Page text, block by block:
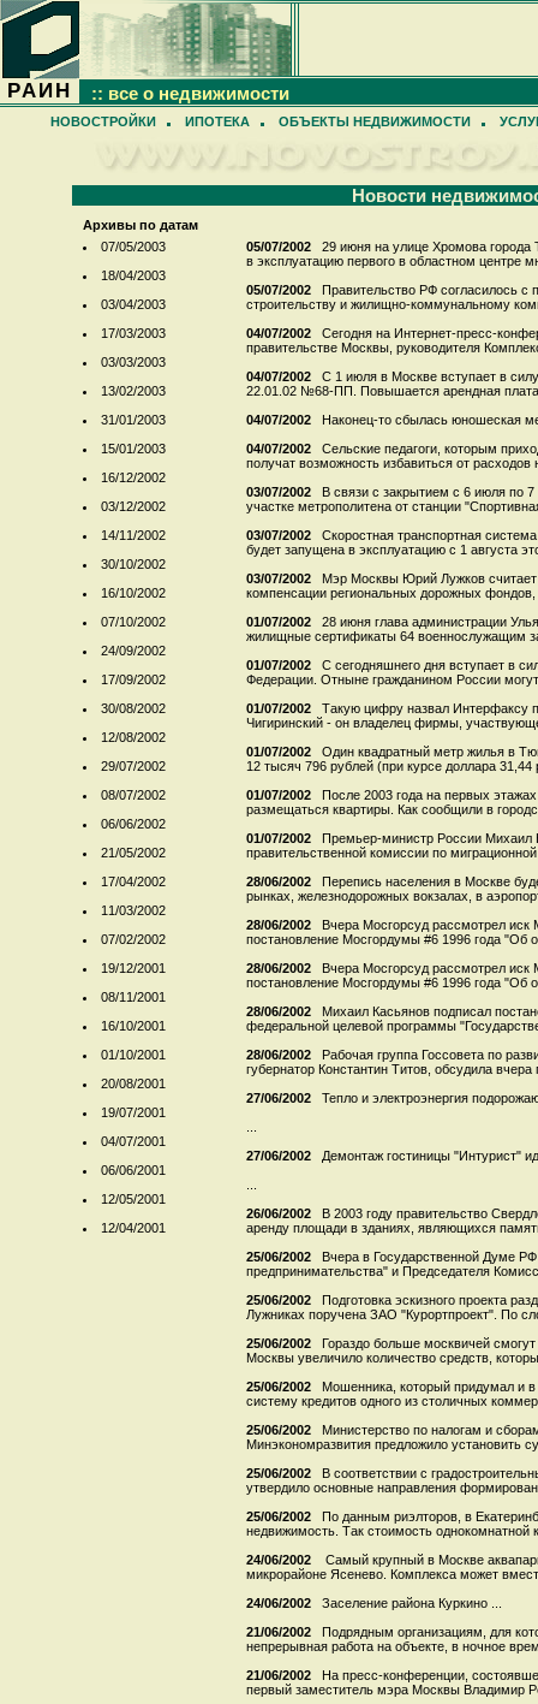
РАИН :: все о недвижимости
НОВОСТРОЙКИ ИПОТЕКА ОБЪЕКТЫ НЕДВИЖИМОСТИ
Новости
Архивы по датам
07/05/2003
18/04/2003
03/04/2003
17/03/2003
03/03/2003
13/02/2003
31/01/2003
15/01/2003
16/12/2002
03/12/2002
14/11/2002
30/10/2002
16/10/2002
07/10/2002
24/09/2002
17/09/2002
30/08/2002
12/08/2002
29/07/2002
08/07/2002
06/06/2002
21/05/2002
17/04/2002
11/03/2002
07/02/2002
19/12/2001
08/11/2001
16/10/2001
01/10/2001
20/08/2001
19/07/2001
04/07/2001
06/06/2001
12/05/2001
12/04/2001
05/07/2002
29 июня на улице Хромова города
в эксплуатацию первого в областном центре
05/07/2002
Правительство РФ согласилось с
строительству и жилищно-коммунальному
04/07/2002
Сегодня на Интернет-пресс-
правительстве Москвы, руководителя
04/07/2002
С 1 июля в Москве вступает в
22.01.02 №68-ПП. Повышается арендная плата
04/07/2002
Наконец-то сбылась юношеская
04/07/2002
Сельские педагоги, которым
получат возможность избавиться от расходов
03/07/2002
В связи с закрытием с 6 июля по
участке метрополитена от станции
03/07/2002
Скоростная транспортная
будет запущена в эксплуатацию с 1 августа
03/07/2002
Мэр Москвы Юрий Лужков
компенсации региональных дорожных
01/07/2002
28 июня глава администрации
жилищные сертификаты 64 военнослужащим
01/07/2002
С сегодняшнего дня вступает в
Федерации. Отныне гражданином России
01/07/2002
Такую цифру назвал Интерфаксу
Чигиринский - он владелец фирмы,
01/07/2002
Один квадратный метр жилья в
12 тысяч 796 рублей (при курсе доллара 31,44
01/07/2002
После 2003 года на первых
размещаться квартиры. Как сообщили в
01/07/2002
Премьер-министр России Михаил
правительственной комиссии по
28/06/2002
Перепись населения в Москве
рынках, железнодорожных вокзалах, в
28/06/2002
Вчера Мосгорсуд рассмотрел иск
постановление Мосгордумы #6 1996 года "Об
28/06/2002
Вчера Мосгорсуд рассмотрел иск
постановление Мосгордумы #6 1996 года "Об
28/06/2002
Михаил Касьянов подписал
федеральной целевой программы
28/06/2002
Рабочая группа Госсовета по
губернатор Константин Титов, обсудила
27/06/2002
Тепло и электроэнергия
27/06/2002
Демонтаж гостиницы "Интурист"
26/06/2002
В 2003 году правительство
аренду площади в зданиях, являющихся
25/06/2002
Вчера в Государственной Думе
предпринимательства" и Председателя
25/06/2002
Подготовка эскизного проекта
Лужниках поручена ЗАО "Курортпроект". По
25/06/2002
Гораздо больше москвичей
Москвы увеличило количество средств,
25/06/2002
Мошенника, который придумал и в
систему кредитов одного из столичных
25/06/2002
Министерство по налогам и
Минэкономразвития предложило установить
25/06/2002
В соответствии с
утвердило основные направления
25/06/2002
По данным риэлторов, в
недвижимость. Так стоимость однокомнатной
24/06/2002
Самый крупный в Москве
микрорайоне Ясенево. Комплекса может
24/06/2002
Заселение района Куркино ...
21/06/2002
Подрядным организациям, для
непрерывная работа на объекте, в ночное
21/06/2002
На пресс-конференции,
первый заместитель мэра Москвы Владимир